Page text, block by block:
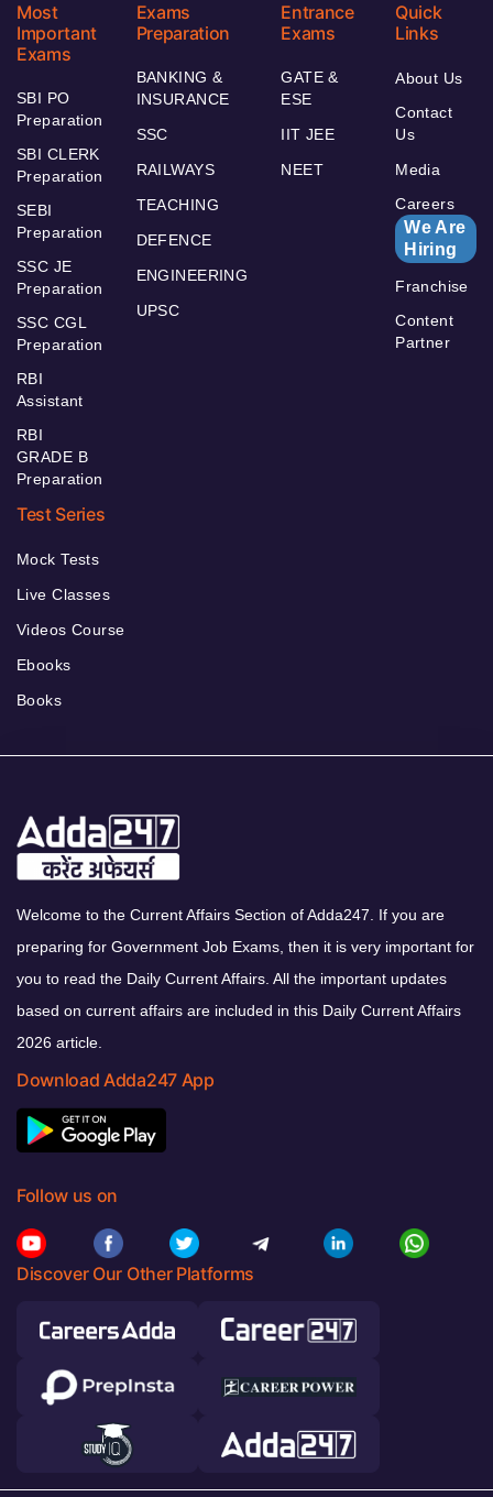
Most
Important
Exams
SBI PO
Preparation
SBI CLERK
Preparation
SEBI
Preparation
SSC JE
Preparation
SSC CGL
Preparation
RBI
Assistant
RBI
GRADE B
Preparation
Exams
Preparation
BANKING &
INSURANCE
SSC
RAILWAYS
TEACHING
DEFENCE
ENGINEERING
UPSC
Entrance
Exams
GATE &
ESE
IIT JEE
NEET
Quick
Links
About Us
Contact
Us
Media
Careers
We Are
Hiring
Franchise
Content
Partner
Test Series
Mock Tests
Live Classes
Videos Course
Ebooks
Books
Welcome to the Current Affairs Section of Adda247. If you are
preparing for Government Job Exams, then it is very important for
you to read the Daily Current Affairs. All the important updates
based on current affairs are included in this Daily Current Affairs
2026 article.
Download Adda247 App
Follow us on
Discover Our Other Platforms